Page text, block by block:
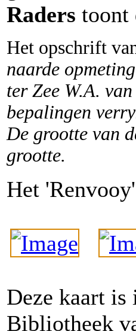
Raders toont
Het opschrift
naarde
ter Zee W.A.
bepalingen
De grootte van
grootte.
Het
Deze kaart
Bibliotheek